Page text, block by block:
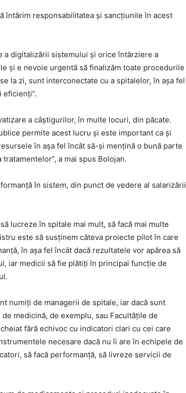
întărim responsabilitatea şi sancţiunile în acest
a digitalizării sistemului şi orice întârziere a
şi e nevoie urgentă să finalizăm toate procedurile
la zi, sunt interconectate cu a spitalelor, în aşa fel
eficienţi”.
a câştigurilor, în multe locuri, din păcate.
permite acest lucru şi este important ca şi
în aşa fel încât să-şi menţină o bună parte
a mai spus Bolojan.
în sistem, din punct de vedere al salarizării
lucreze în spitale mai mult, să facă mai multe
este să susţinem câteva proiecte pilot în care
în aşa fel încât dacă rezultatele vor apărea să
iar medicii să fie plătiţi în principal funcţie de
numiţi de managerii de spitale, iar dacă sunt
medicină, de exemplu, sau Facultăţile de
fără echivoc cu indicatori clari cu cei care
necesare dacă nu îi are în echipele de
să facă performanţă, să livreze servicii de